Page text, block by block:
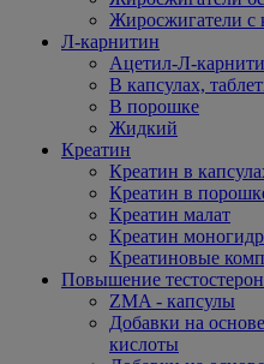
Жиросжигатели с
Л-карнитин
Ацетил-Л-
В капсулах,
В порошке
Жидкий
Креатин
Креатин в
Креатин в
Креатин малат
Креатин
Креатиновые
Повышение
ZMA - капсулы
Добавки на
кислоты